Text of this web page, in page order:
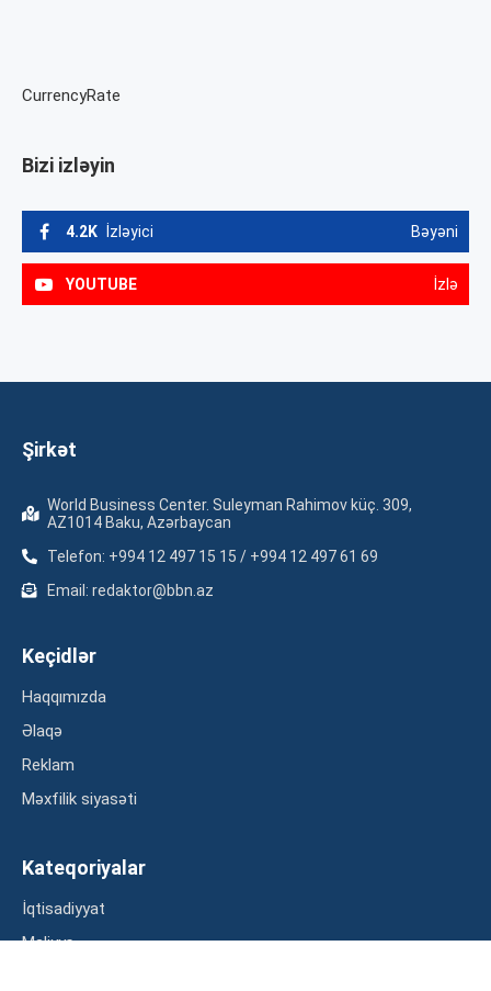
CurrencyRate
Bizi izləyin
4.2K İzləyici Bəyəni
YOUTUBE İzlə
Şirkət
World Business Center. Suleyman Rahimov küç. 309,
AZ1014 Baku, Azərbaycan
Telefon: +994 12 497 15 15 / +994 12 497 61 69
Email: redaktor@bbn.az
Keçidlər
Haqqımızda
Əlaqə
Reklam
Məxfilik siyasəti
Kateqoriyalar
İqtisadiyyat
Maliyyə